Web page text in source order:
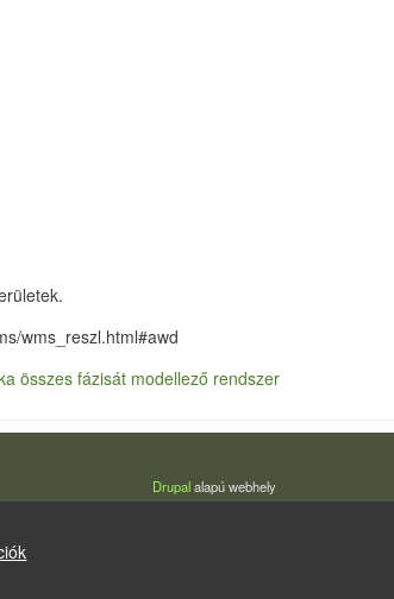
wms_reszl.html#awd
összes fázisát modellező rendszer
Drupalalapú webhely